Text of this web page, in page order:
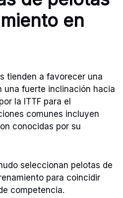
en
tienden a favorecer una
una fuerte inclinación hacia
la ITTF para el
comunes incluyen
conocidas por su
seleccionan pelotas de
para coincidir
competencia.